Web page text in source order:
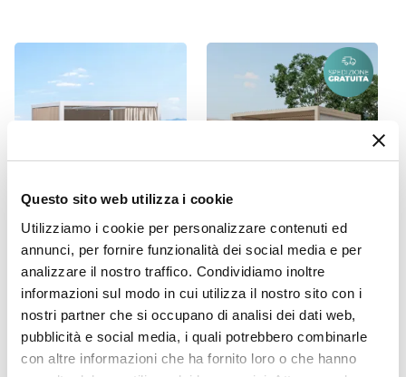
Questo sito web utilizza i cookie
Utilizziamo i cookie per personalizzare contenuti ed
annunci, per fornire funzionalità dei social media e per
analizzare il nostro traffico. Condividiamo inoltre
informazioni sul modo in cui utilizza il nostro sito con i
nostri partner che si occupano di analisi dei dati web,
pubblicità e social media, i quali potrebbero combinarle
con altre informazioni che ha fornito loro o che hanno
Set di 4 tende laterali per
gazebo bioclimatico 3x3,6
m in poliestere naturale -
Enea
€ 156,00
Gazebo bioclimatico 3x3,6
m in alluminio tortora -
Enea
€ 1.509,99